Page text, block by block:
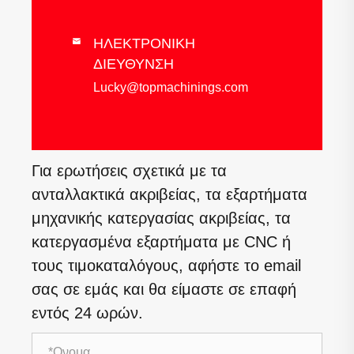

ΗΛΕΚΤΡΟΝΙΚΗ
ΔΙΕΥΘΥΝΣΗ
Lucky@topmachinings.com
Για ερωτήσεις σχετικά με τα
ανταλλακτικά ακριβείας, τα εξαρτήματα
μηχανικής κατεργασίας ακριβείας, τα
κατεργασμένα εξαρτήματα με CNC ή
τους τιμοκαταλόγους, αφήστε το email
σας σε εμάς και θα είμαστε σε επαφή
εντός 24 ωρών.